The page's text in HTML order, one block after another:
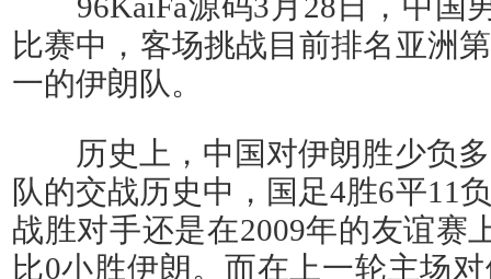
比赛中，客场挑战目前排名亚洲
一的伊朗队。
历史上，中国对伊朗胜少负多
队的交战历史中，国足4胜6平11
战胜对手还是在2009年的友谊赛
比0小胜伊朗。而在上一轮主场